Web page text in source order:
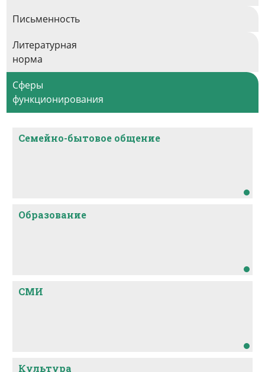
Письменность
Литературная
норма
Сферы
функционирования
Семейно-бытовое общение
Образование
СМИ
Культура